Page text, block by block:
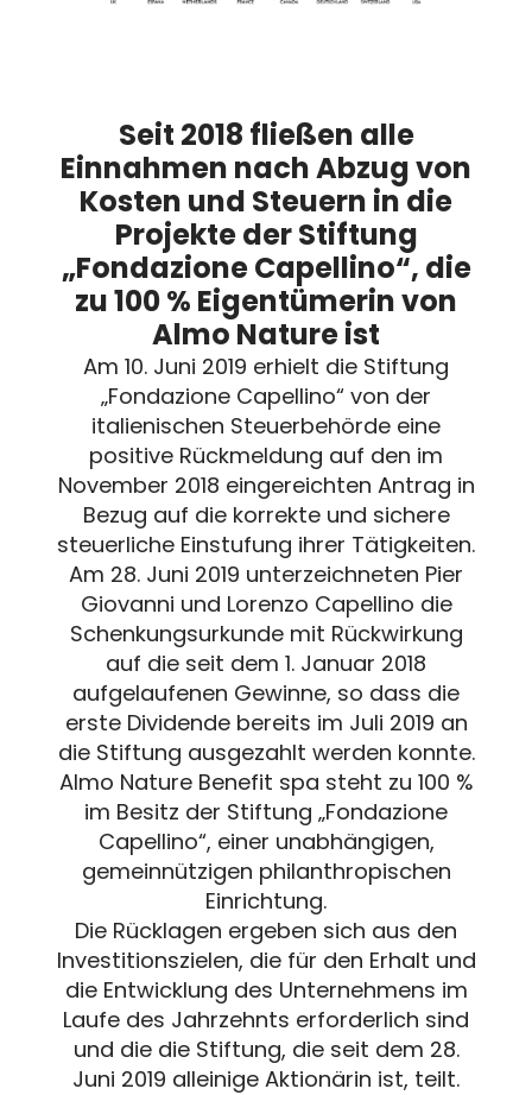
Seit 2018 fließen alle
Einnahmen nach Abzug von
Kosten und Steuern in die
Projekte der Stiftung
„Fondazione Capellino“, die
zu 100 % Eigentümerin von
Almo Nature ist
Am 10. Juni 2019 erhielt die Stiftung
„Fondazione Capellino“ von der
italienischen Steuerbehörde eine
positive Rückmeldung auf den im
November 2018 eingereichten Antrag in
Bezug auf die korrekte und sichere
steuerliche Einstufung ihrer Tätigkeiten.
Am 28. Juni 2019 unterzeichneten Pier
Giovanni und Lorenzo Capellino die
Schenkungsurkunde mit Rückwirkung
auf die seit dem 1. Januar 2018
aufgelaufenen Gewinne, so dass die
erste Dividende bereits im Juli 2019 an
die Stiftung ausgezahlt werden konnte.
Almo Nature Benefit spa steht zu 100 %
im Besitz der Stiftung „Fondazione
Capellino“, einer unabhängigen,
gemeinnützigen philanthropischen
Einrichtung.
Die Rücklagen ergeben sich aus den
Investitionszielen, die für den Erhalt und
die Entwicklung des Unternehmens im
Laufe des Jahrzehnts erforderlich sind
und die die Stiftung, die seit dem 28.
Juni 2019 alleinige Aktionärin ist, teilt.